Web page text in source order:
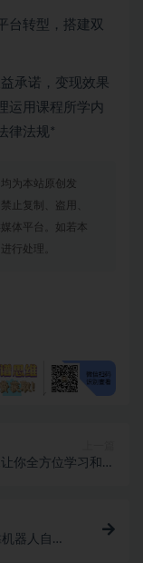
台转型，搭建双
承诺，变现效果
运用课程所学内
律法规*
为本站原创发
止复制、盗用、
体平台。如若本
行处理。
你全方位学习和了
器人自动